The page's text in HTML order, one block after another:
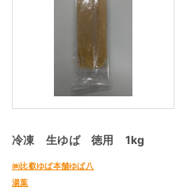
冷凍 生ゆば 徳用 1kg
㈱比叡ゆば本舗ゆば八
湯葉